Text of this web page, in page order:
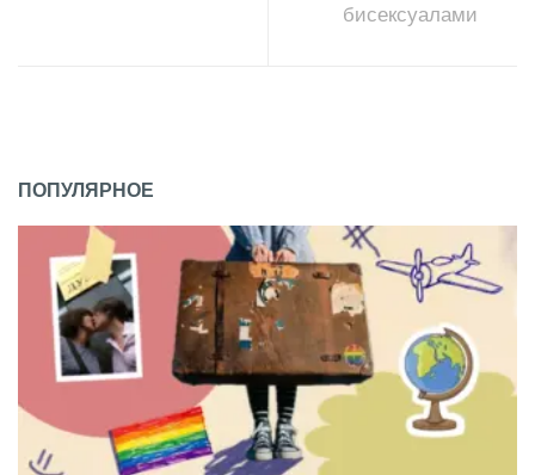
бисексуалами
ПОПУЛЯРНОЕ